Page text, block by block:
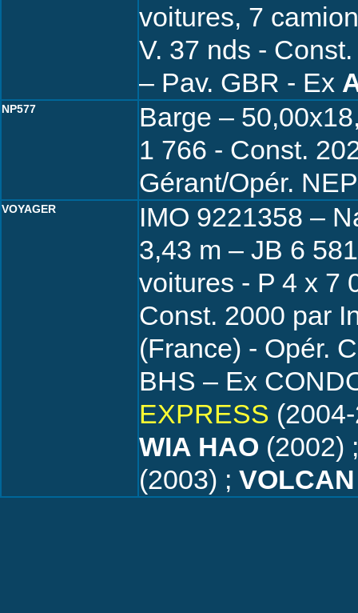
voitures, 7
V. 37 nds -
– Pav. GBR - Ex
NP577
Barge –
1 766 - Const.
Gérant/Opér.
VOYAGER
IMO 9221358 –
3,43 m – JB 6
voitures - P 4 x 7
Const. 2000 par
(France) - Opér.
BHS – Ex
EXPRESS
WIA HAO (2002)
(2003) ; VOLCAN